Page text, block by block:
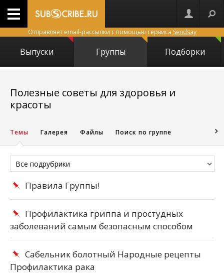
Отправляет email-рассылки с помощью сервиса Sendsay
Выпуски Группы Подборки
Полезные советы для здоровья и
красоты
Темы Галерея Файлы Поиск по группе
Все подрубрики
Правила Группы!
Профилактика гриппа и простудных
заболеваний самым безопасным способом
Сабельник болотный Народные рецепты
Профилактика рака